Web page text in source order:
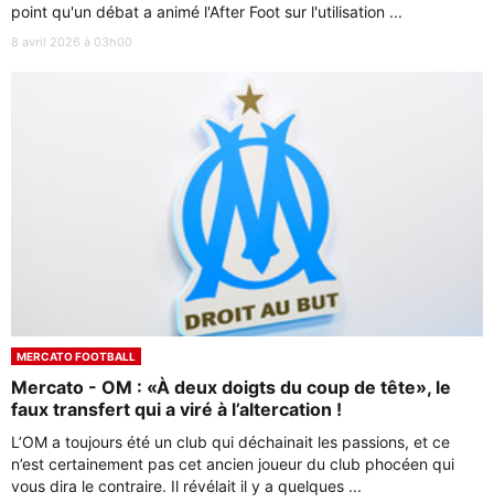
point qu'un débat a animé l'After Foot sur l'utilisation ...
8 avril 2026 à 03h00
MERCATO FOOTBALL
Mercato - OM : «À deux doigts du coup de tête», le
faux transfert qui a viré à l’altercation !
L’OM a toujours été un club qui déchainait les passions, et ce
n’est certainement pas cet ancien joueur du club phocéen qui
vous dira le contraire. Il révélait il y a quelques ...